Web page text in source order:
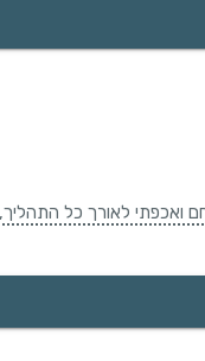
ואכפתי לאורך כל